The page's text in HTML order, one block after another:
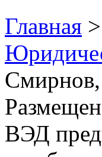
Главная >
ВЭД